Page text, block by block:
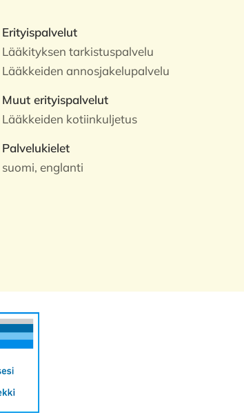
Erityispalvelut
Lääkityksen tarkistuspalvelu
Lääkkeiden annosjakelupalvelu
Muut erityispalvelut
Lääkkeiden kotiinkuljetus
Palvelukielet
suomi, englanti